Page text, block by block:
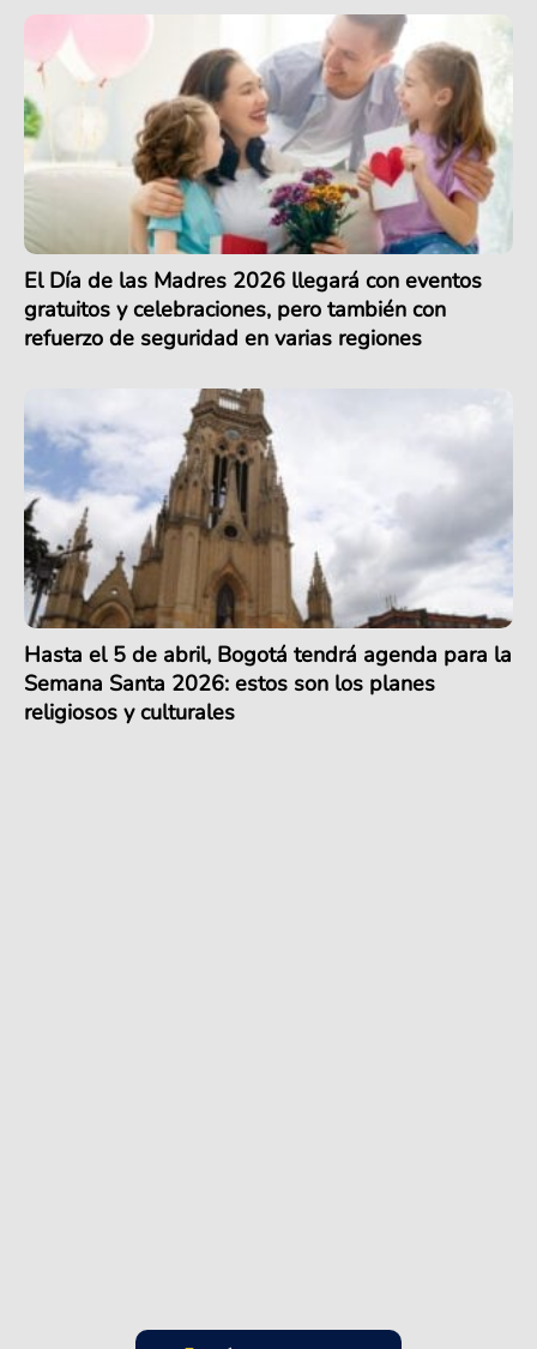
El Día de las Madres 2026 llegará con eventos
gratuitos y celebraciones, pero también con
refuerzo de seguridad en varias regiones
Hasta el 5 de abril, Bogotá tendrá agenda para la
Semana Santa 2026: estos son los planes
religiosos y culturales